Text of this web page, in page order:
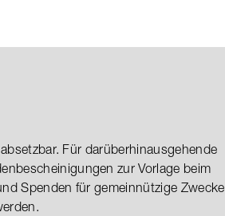
Für darüberhinausgehende
zur Vorlage beim
Spenden für gemeinnützige Zwecke